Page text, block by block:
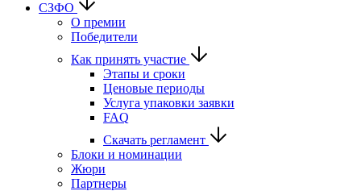
СЗФО
О премии
Победители
Как принять участие
Этапы и сроки
Ценовые периоды
Услуга упаковки заявки
FAQ
Скачать регламент
Блоки и номинации
Жюри
Партнеры